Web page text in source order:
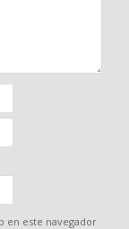
en este navegador